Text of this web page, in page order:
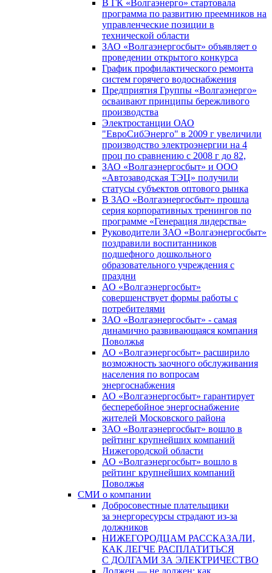
В ГК «Волгаэнерго» стартовала
программа по развитию преемников на
управленческие позиции в
технической области
ЗАО «Волгаэнергосбыт» объявляет о
проведении открытого конкурса
График профилактического ремонта
систем горячего водоснабжения
Предприятия Группы «Волгаэнерго»
осваивают принципы бережливого
производства
Электростанции ОАО
"ЕвроСибЭнерго" в 2009 г увеличили
производство электроэнергии на 4
проц по сравнению с 2008 г до 82,
ЗАО «Волгаэнергосбыт» и ООО
«Автозаводская ТЭЦ» получили
статусы субъектов оптового рынка
В ЗАО «Волгаэнергосбыт» прошла
серия корпоративных тренингов по
программе «Генерация лидерства»
Руководители ЗАО «Волгаэнергосбыт»
поздравили воспитанников
подшефного дошкольного
образовательного учреждения с
праздни
АО «Волгаэнергосбыт»
совершенствует формы работы с
потребителями
ЗАО «Волгаэнергосбыт» - самая
динамично развивающаяся компания
Поволжья
АО «Волгаэнергосбыт» расширило
возможность заочного обслуживания
населения по вопросам
энергоснабжения
АО «Волгаэнергосбыт» гарантирует
бесперебойное энергоснабжение
жителей Московского района
ЗАО «Волгаэнергосбыт» вошло в
рейтинг крупнейших компаний
Нижегородской области
АО «Волгаэнергосбыт» вошло в
рейтинг крупнейших компаний
Поволжья
СМИ о компании
Добросовестные плательщики
за энергоресурсы страдают из-за
должников
НИЖЕГОРОДЦАМ РАССКАЗАЛИ,
КАК ЛЕГЧЕ РАСПЛАТИТЬСЯ
С ДОЛГАМИ ЗА ЭЛЕКТРИЧЕСТВО